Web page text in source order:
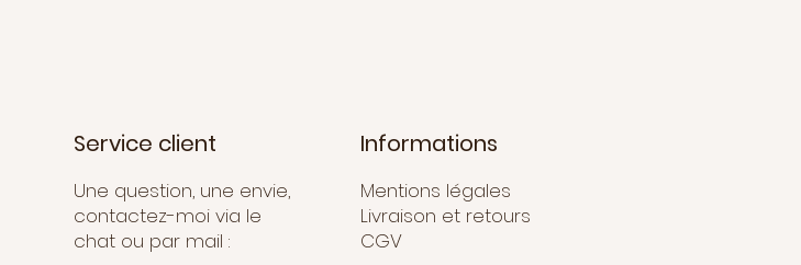
Service client
Une question, une envie,
contactez-moi via le
chat ou par mail :
Informations
Mentions légales
Livraison et retours
CGV